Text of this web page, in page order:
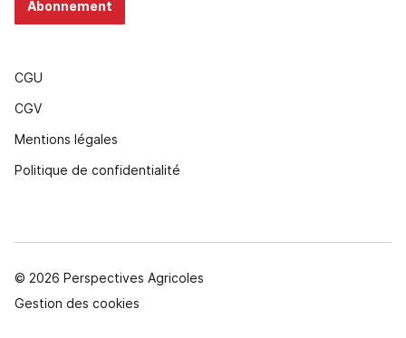
Abonnement
CGU
CGV
Mentions légales
Politique de confidentialité
© 2026 Perspectives Agricoles
Gestion des cookies